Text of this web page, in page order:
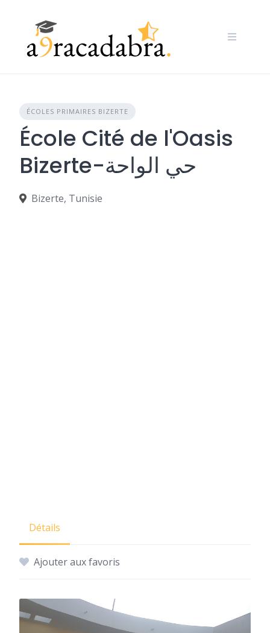
ÉCOLES PRIMAIRES BIZERTE
École Cité de l'Oasis
Bizerte-حي الواحة
Bizerte, Tunisie
Détails
Ajouter aux favoris